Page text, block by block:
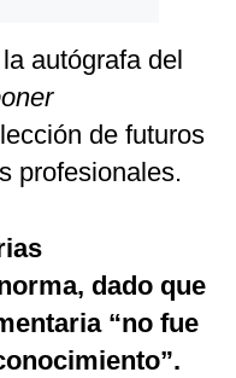
autógrafa del
de futuros
profesionales.
dado que
“no fue